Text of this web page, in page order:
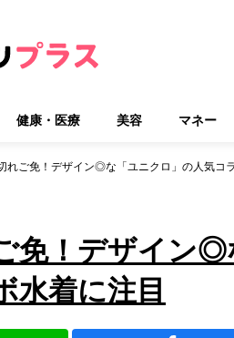
健康・医療 美容 マネー
れご免！デザイン◎な「ユニクロ」の人気コ
免！デザイン◎
水着に注目